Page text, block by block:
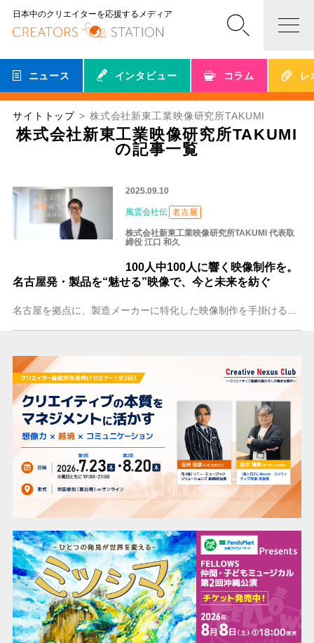
日本中のクリエイターを応援するメディア
ニュース インタビュー コラム レ
サイトトップ 株式会社新東工業映像研究所TAKUMI
株式会社新東工業映像研究所TAKUMI
の記事一覧
2025.09.10
風雲会社伝 名古屋
株式会社新東工業映像研究所TAKUMI 代表取
締役 江口 和久
100人中100人に響く映像制作を。
名古屋発・製品を“魅せる”映像で、今と未来を紡ぐ